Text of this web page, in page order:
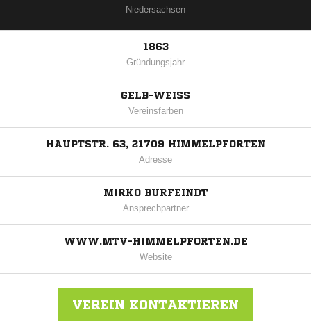
Niedersachsen
1863
Gründungsjahr
GELB-WEISS
Vereinsfarben
HAUPTSTR. 63, 21709 HIMMELPFORTEN
Adresse
MIRKO BURFEINDT
Ansprechpartner
WWW.MTV-HIMMELPFORTEN.DE
Website
VEREIN KONTAKTIEREN